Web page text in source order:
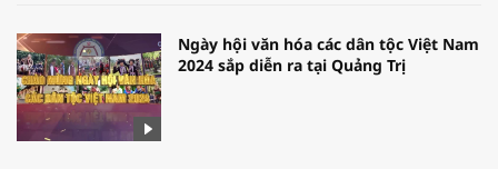
Ngày hội văn hóa các dân tộc Việt Nam
2024 sắp diễn ra tại Quảng Trị